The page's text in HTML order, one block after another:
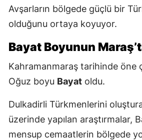
Avşarların bölgede güçlü bir
olduğunu ortaya koyuyor.
Bayat Boyunun
Kahramanmaraş tarihinde öne
Oğuz boyu Bayat oldu.
Dulkadirli Türkmenlerini
üzerinde yapılan araştırmalar,
mensup cemaatlerin bölgede